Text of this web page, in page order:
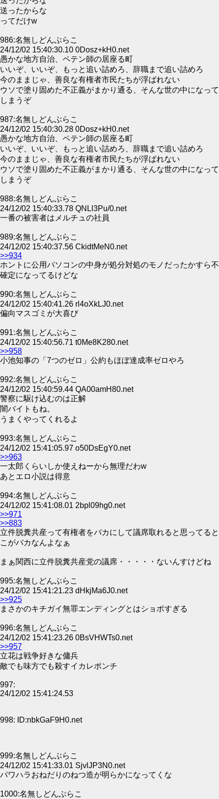
送ったからな
ってだけw
986:名無しどんぶらこ
24/12/02 15:40:30.10 0Dosz+kH0.net
愚かな地方自治、ペテン師の居座る町
いいぞ、いいぞ、もっと追い詰めろ、辞職まで追い詰めろ
今のままじゃ、善良な有権者市民たちが浮ばれない
ウソで塗り固めた不正義がまかり通る、そんな世の中になって
しまうぞ
987:名無しどんぶらこ
24/12/02 15:40:30.28 0Dosz+kH0.net
愚かな地方自治、ペテン師の居座る町
いいぞ、いいぞ、もっと追い詰めろ、辞職まで追い詰めろ
今のままじゃ、善良な有権者市民たちが浮ばれない
ウソで塗り固めた不正義がまかり通る、そんな世の中になって
しまうぞ
988:名無しどんぶらこ
24/12/02 15:40:33.78 QNLl3Pu/0.net
一番の被害者はメルチュの社員
989:名無しどんぶらこ
24/12/02 15:40:37.56 CkidtMeN0.net
>>934
ホントに公用パソコンの中身が処分対処のモノだったかすら不
確定になってるけどな
990:名無しどんぶらこ
24/12/02 15:40:41.26 rl4oXkLJ0.net
偏向マスゴミが大喜び
991:名無しどんぶらこ
24/12/02 15:40:56.71 t0Me8K280.net
>>958
小池知事の「7つのゼロ」公約もほぼ達成率ゼロやろ
992:名無しどんぶらこ
24/12/02 15:40:59.44 QA00amH80.net
警察に駆け込むのは正解
闇バイトもね。
うまくやってくれるよ
993:名無しどんぶらこ
24/12/02 15:41:05.97 o50DsEgY0.net
>>963
一太郎くらいしか使えねーから無理だわw
あとエロ小説は得意
994:名無しどんぶらこ
24/12/02 15:41:08.01 2bpl09hg0.net
>>971
>>883
立件脱糞共産って有権者をバカにして議席取れると思ってると
こがバカなんよなぁ
まぁ関西に立件脱糞共産党の議席・・・・・ないんすけどね
995:名無しどんぶらこ
24/12/02 15:41:21.23 dHkjMa6J0.net
>>925
まさかのキチガイ無罪エンディングとはショボすぎる
996:名無しどんぶらこ
24/12/02 15:41:23.26 0BsVHWTs0.net
>>957
立花は戦争好きな傭兵
敵でも味方でも殺すイカレポンチ
997:
24/12/02 15:41:24.53
998: ID:nbkGaF9H0.net
999:名無しどんぶらこ
24/12/02 15:41:33.01 SjvlJP3N0.net
パワハラおねだりのねつ造が明らかになってくな
1000:名無しどんぶらこ